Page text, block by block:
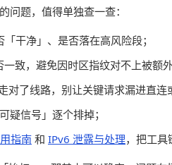
问题，值得单独查一查：
干净」、是否落在高风险段；
致，避免因时区指纹对不上被额外
了线路，别让关键请求漏进直连
疑信号」逐个排掉；
指南 和 IPv6 泄露与处理，把工具